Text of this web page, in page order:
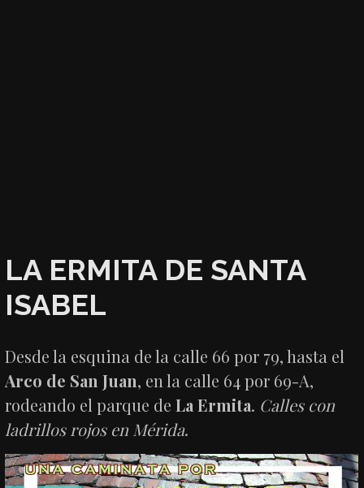
LA ERMITA DE SANTA
ISABEL
Desde la esquina de la calle 66 por 79, hasta el
Arco de San Juan, en la calle 64 por 69-A,
rodeando el parque deLa Ermita. Calles con
ladrillos rojos en Mérida.